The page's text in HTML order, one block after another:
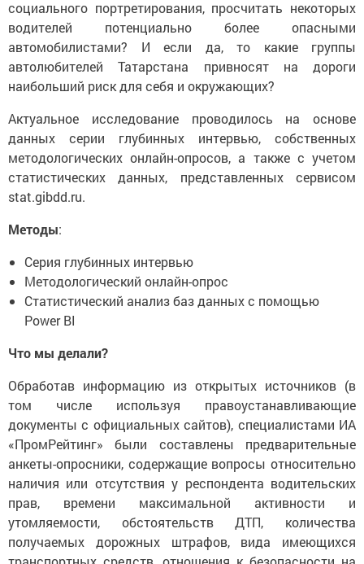
социального портретирования, просчитать некоторых
водителей потенциально более опасными
автомобилистами? И если да, то какие группы
автолюбителей Татарстана привносят на дороги
наибольший риск для себя и окружающих?
Актуальное исследование проводилось на основе
данных серии глубинных интервью, собственных
методологических онлайн-опросов, а также с учетом
статистических данных, представленных сервисом
stat.gibdd.ru.
Методы:
Серия глубинных интервью
Методологический онлайн-опрос
Статистический анализ баз данных с помощью
Power BI
Что мы делали?
Обработав информацию из открытых источников (в
том числе используя правоустанавливающие
документы с официальных сайтов), специалистами ИА
«ПромРейтинг» были составлены предварительные
анкеты-опросники, содержащие вопросы относительно
наличия или отсутствия у респондента водительских
прав, времени максимальной активности и
утомляемости, обстоятельств ДТП, количества
получаемых дорожных штрафов, вида имеющихся